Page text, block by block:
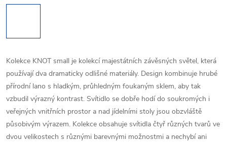
Kolekce KNOT small je kolekcí majestátních závěsných světel, která
používají dva dramaticky odlišné materiály. Design kombinuje hrubé
přírodní lano s hladkým, průhledným foukaným sklem, aby tak
vzbudil výrazný kontrast. Svítidlo se dobře hodí do soukromých i
veřejných vnitřních prostor a nad jídelními stoly jsou obzvláště
působivým výrazem. Kolekce obsahuje svítidla čtyř různých tvarů ve
dvou velikostech s různými barevnými možnostmi a nechybí ani